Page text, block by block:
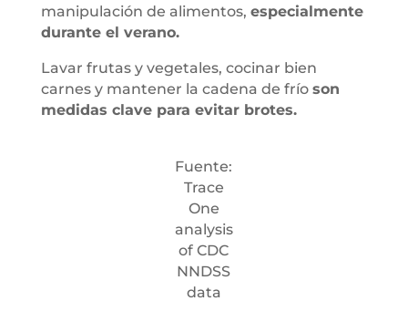
manipulación de alimentos, especialmente
durante el verano.
Lavar frutas y vegetales, cocinar bien
carnes y mantener la cadena de frío son
medidas clave para evitar brotes.
Fuente:
Trace
One
analysis
of CDC
NNDSS
data